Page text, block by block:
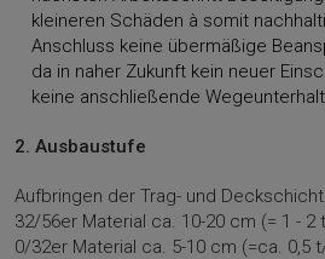
kleineren Schäden à somit
Anschluss keine übermäßige
da in naher Zukunft kein neuer
keine anschließende
2. Ausbaustufe
Aufbringen der Trag- und
32/56er Material ca. 10-20 cm (= 1 -
0/32er Material ca. 5-10 cm (=ca. 0,5